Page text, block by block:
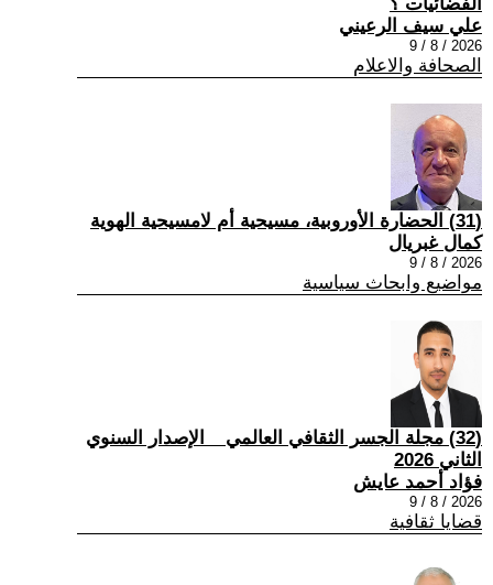
علي سيف الرعيني
2026 / 8 / 9
الصحافة والاعلام
(31) الحضارة الأوروبية، مسيحية أم لامسيحية الهوية
كمال غبريال
2026 / 8 / 9
مواضيع وابحاث سياسية
(32) مجلة الجسر الثقافي العالمي _ الإصدار السنوي
الثاني 2026
فؤاد أحمد عايش
2026 / 8 / 9
قضايا ثقافية